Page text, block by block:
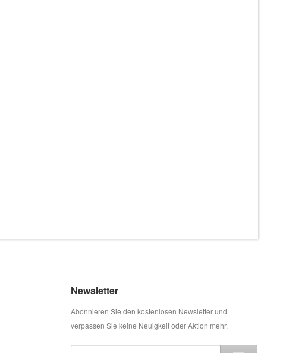
Newsletter
Abonnieren Sie den kostenlosen Newsletter und
verpassen Sie keine Neuigkeit oder Aktion mehr.